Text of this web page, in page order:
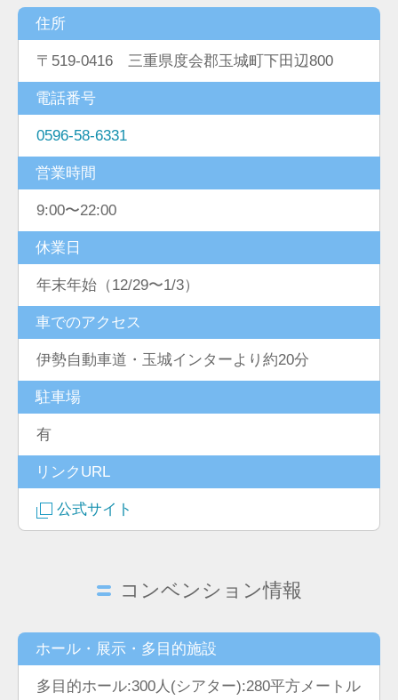
住所
〒519-0416 三重県度会郡玉城町下田辺800
電話番号
0596-58-6331
営業時間
9:00〜22:00
休業日
年末年始（12/29〜1/3）
車でのアクセス
伊勢自動車道・玉城インターより約20分
駐車場
有
リンクURL
公式サイト
コンベンション情報
ホール・展示・多目的施設
多目的ホール:300人(シアター):280平方メートル